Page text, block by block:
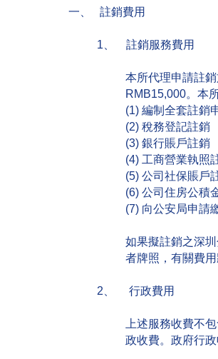
一、 註銷費用
1、 註銷服務費用
本所代理申請註
RMB15,000。本
(1) 編制全套註銷
(2) 稅務登記註銷
(3) 銀行賬戶註銷
(4) 工商營業執照
(5) 公司社保賬戶
(6) 公司住房公積
(7) 向公安局申請
如果擬註銷之深
者牌照，有關費
2、 行政費用
上述服務收費不
政收費。政府行